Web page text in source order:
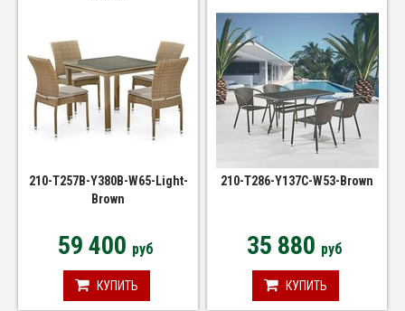
210-T257B-Y380B-W65-Light-
Brown
59 400 руб
КУПИТЬ
210-T286-Y137C-W53-Brown
35 880 руб
КУПИТЬ